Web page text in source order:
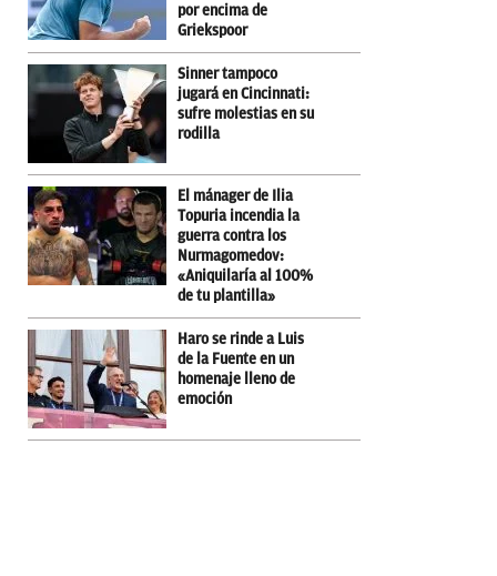
por encima de
Griekspoor
Sinner tampoco
jugará en Cincinnati:
sufre molestias en su
rodilla
El mánager de Ilia
Topuria incendia la
guerra contra los
Nurmagomedov:
«Aniquilaría al 100%
de tu plantilla»
Haro se rinde a Luis
de la Fuente en un
homenaje lleno de
emoción